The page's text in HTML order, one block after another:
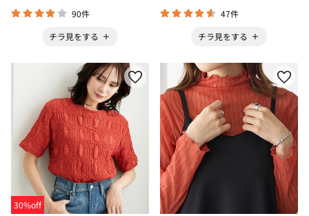
90件
チラ見をする
47件
チラ見をする
30%off